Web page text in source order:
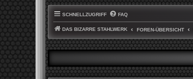
SCHNELLZUGRIFF FAQ
DAS BIZARRE STAHLWERK FOREN-ÜBERSICHT